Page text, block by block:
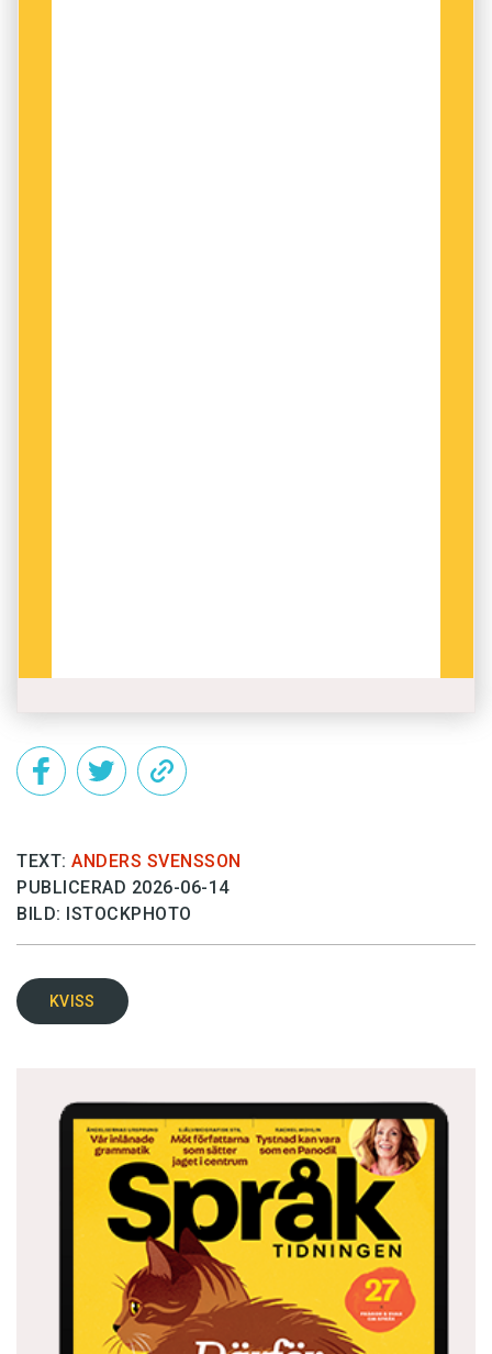
TEXT: ANDERS SVENSSON
PUBLICERAD 2026-06-14
BILD: ISTOCKPHOTO
KVISS